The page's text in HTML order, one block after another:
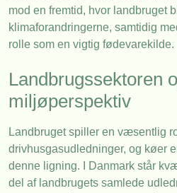
mod en fremtid, hvor landbruget
klimaforandringerne, samtidig
rolle som en vigtig fødevarekilde.
Landbrugssektoren
miljøperspektiv
Landbruget spiller en væsentlig
drivhusgasudledninger, og køer
denne ligning. I Danmark står
del af landbrugets samlede